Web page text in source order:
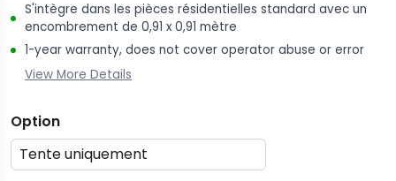
S'intègre dans les pièces résidentielles standard avec un
encombrement de 0,91 x 0,91 mètre
1-year warranty, does not cover operator abuse or error
View More Details
Option